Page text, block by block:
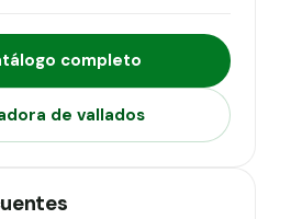
completo
de vallados